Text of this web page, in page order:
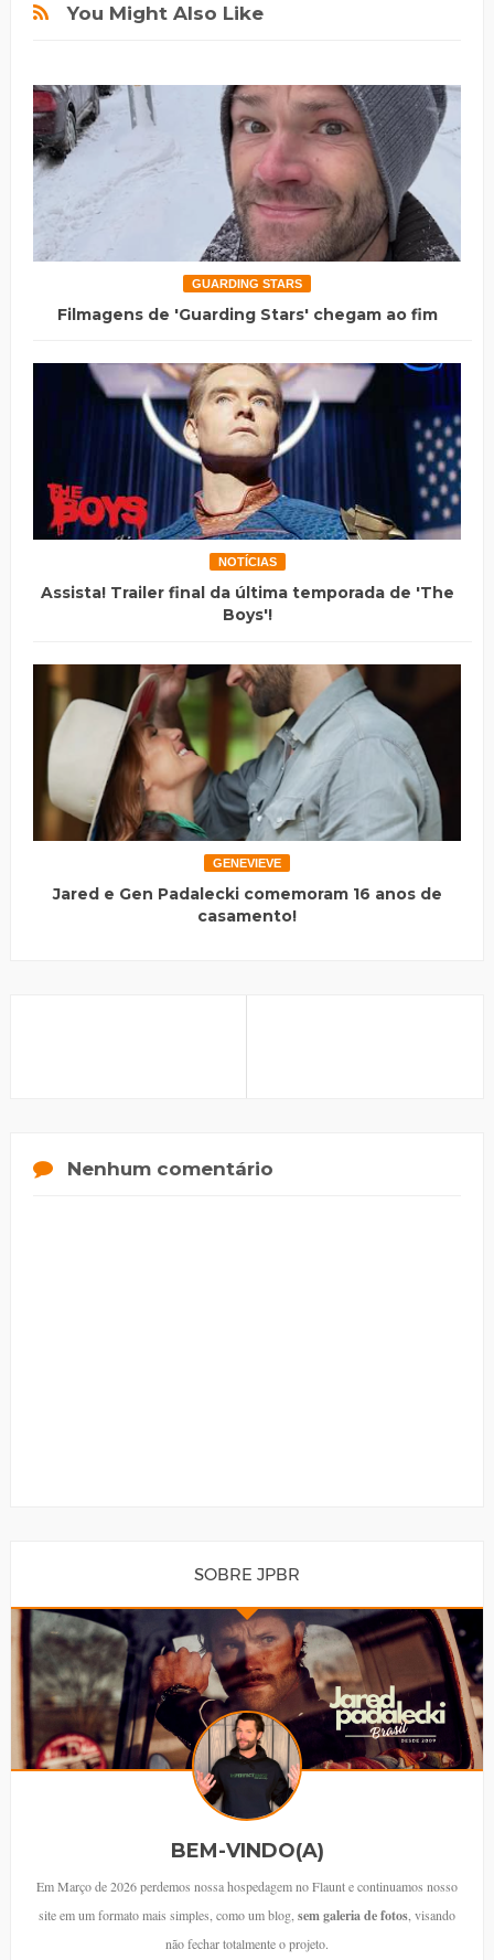
You Might Also Like
GUARDING STARS
Filmagens de 'Guarding Stars' chegam ao fim
NOTÍCIAS
Assista! Trailer final da última temporada de 'The
Boys'!
GENEVIEVE
Jared e Gen Padalecki comemoram 16 anos de
casamento!
Nenhum comentário
SOBRE JPBR
BEM-VINDO(A)
Em Março de 2026 perdemos nossa hospedagem no Flaunt e continuamos nosso
site em um formato mais simples, como um blog, sem galeria de fotos , visando
não fechar totalmente o projeto.